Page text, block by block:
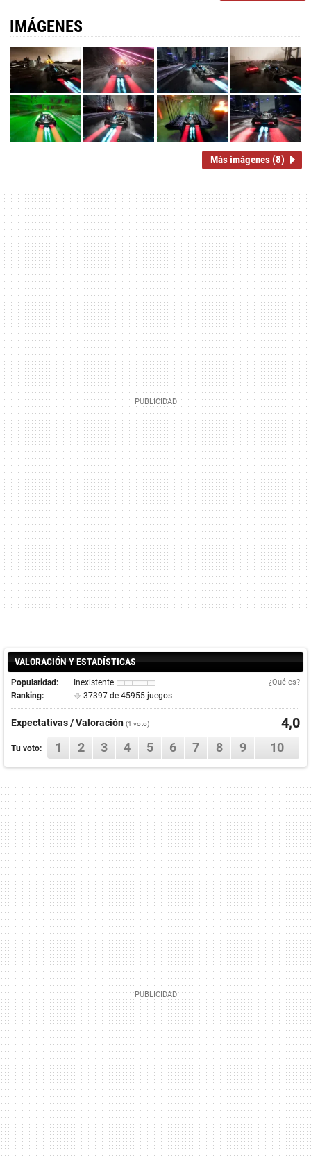
IMÁGENES
Más imágenes (8)
VALORACIÓN Y ESTADÍSTICAS
Popularidad: Inexistente ¿Qué es?
Ranking: 37397 de 45955 juegos
Expectativas / Valoración (1 voto) 4,0
Tu voto: 1 2 3 4 5 6 7 8 9 10